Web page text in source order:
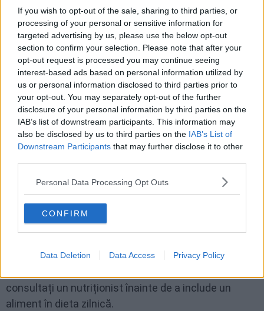
If you wish to opt-out of the sale, sharing to third parties, or
processing of your personal or sensitive information for
targeted advertising by us, please use the below opt-out
section to confirm your selection. Please note that after your
opt-out request is processed you may continue seeing
interest-based ads based on personal information utilized by
us or personal information disclosed to third parties prior to
your opt-out. You may separately opt-out of the further
disclosure of your personal information by third parties on the
IAB’s list of downstream participants. This information may
also be disclosed by us to third parties on the IAB’s List of
Downstream Participants that may further disclose it to other
Personal Data Processing Opt Outs
CONFIRM
Data Deletion Data Access Privacy Policy
parte a unei diete sănătoase. Cu toate acestea, este
bogată în grăsimi și calorii, așa că este important să
o consumați cu moderație.
O porție de brânză burrata (aproximativ 30 de grame)
conține aproximativ 90 de calorii și 8 grame de
grăsime. Acest lucru poate varia în funcție de marcă.
Brânza burrata este, de asemenea, o sursă bună de
proteineșicalciu. O porție de brânză burrata (30 de
grame) conține aproximativ 7 grame de proteine și
20% din valoarea zilnică recomandată de calciu.
Poate fi un ingredient savuros în multe feluri de
Dacă urmați o dietă anume sau aveți restricții
consultați un nutriționist înainte de a include un
aliment în dieta zilnică.